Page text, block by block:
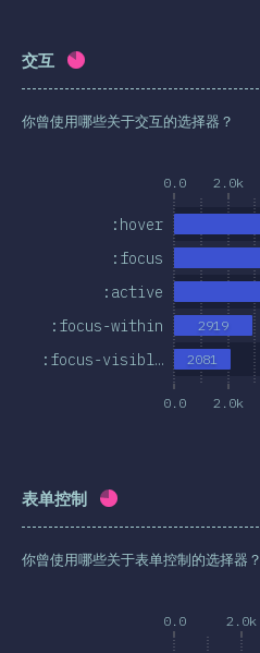
交互 完成率:
你曾使用哪些关于交互的选择器？
0.0 2.0k
0.0 2.0k
:focus-visibl…
:focus-within
:active
:focus
:hover
2081
2919
表单控制 完成率:
你曾使用哪些关于表单控制的选择器？
0.0 2.0k